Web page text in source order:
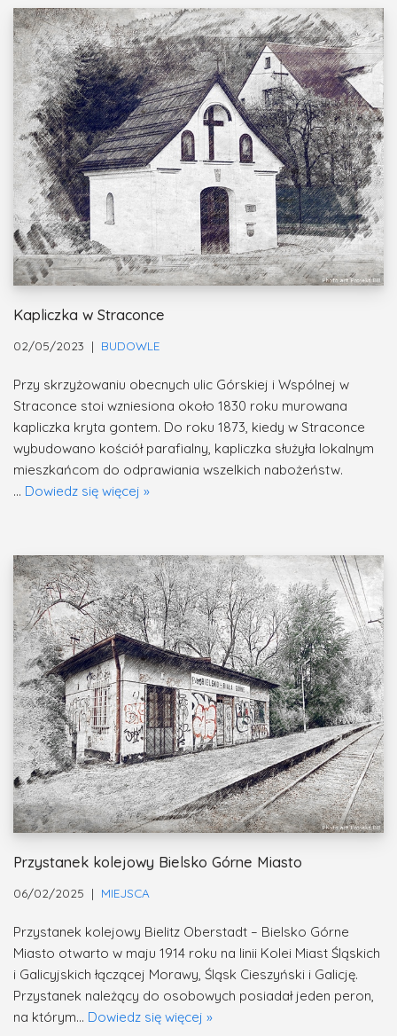
Kapliczka w Straconce
02/05/2023 BUDOWLE
Przy skrzyżowaniu obecnych ulic Górskiej i Wspólnej w
Straconce stoi wzniesiona około 1830 roku murowana
kapliczka kryta gontem. Do roku 1873, kiedy w Straconce
wybudowano kościół parafialny, kapliczka służyła lokalnym
mieszkańcom do odprawiania wszelkich nabożeństw.
… Dowiedz się więcej »
Przystanek kolejowy Bielsko Górne Miasto
06/02/2025 MIEJSCA
Przystanek kolejowy Bielitz Oberstadt – Bielsko Górne
Miasto otwarto w maju 1914 roku na linii Kolei Miast Śląskich
i Galicyjskich łączącej Morawy, Śląsk Cieszyński i Galicję.
Przystanek należący do osobowych posiadał jeden peron,
na którym… Dowiedz się więcej »